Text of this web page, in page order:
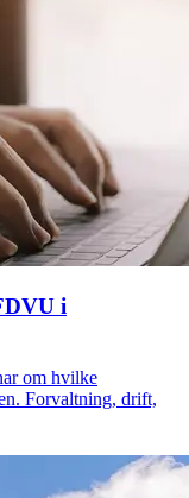
i
om hvilke
Forvaltning, drift,